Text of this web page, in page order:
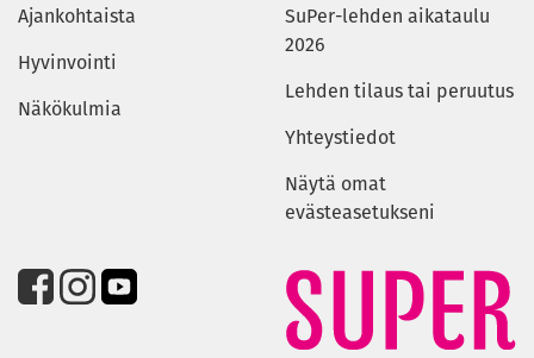
Ajankohtaista
Hyvinvointi
Näkökulmia
SuPer-lehden aikataulu
2026
Lehden tilaus tai peruutus
Yhteystiedot
Näytä omat
evästeasetukseni